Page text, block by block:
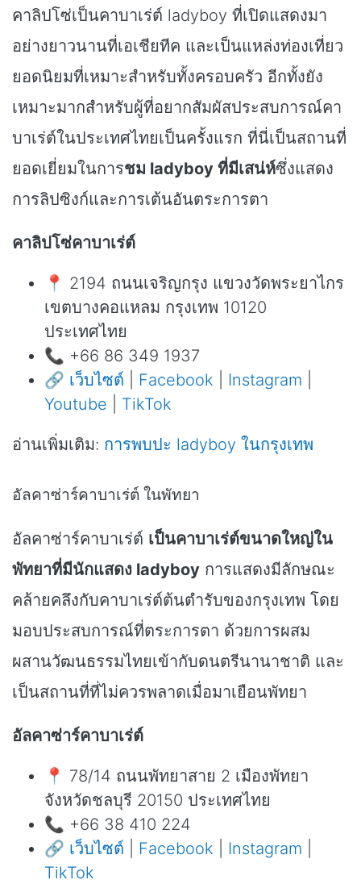
คาลิปโซ่เป็นคาบาเร่ต์ ladyboy ที่เปิดแสดงมา
อย่างยาวนานที่เอเชียทีค และเป็นแหล่งท่องเที่ยว
ยอดนิยมที่เหมาะสำหรับทั้งครอบครัว อีกทั้งยัง
เหมาะมากสำหรับผู้ที่อยากสัมผัสประสบการณ์คา
บาเร่ต์ในประเทศไทยเป็นครั้งแรก ที่นี่เป็นสถานที่
ยอดเยี่ยมในการชม ladyboy ที่มีเสน่ห์ซึ่งแสดง
การลิปซิงก์และการเต้นอันตระการตา
คาลิปโซ่คาบาเร่ต์
📍 2194 ถนนเจริญกรุง แขวงวัดพระยาไกร
เขตบางคอแหลม กรุงเทพ 10120
ประเทศไทย
📞 +66 86 349 1937
🔗 เว็บไซต์ Facebook Instagram
Youtube
TikTok
อ่านเพิ่มเติม: การพบปะ ladyboy ในกรุงเทพ
อัลคาซ่าร์คาบาเร่ต์ ในพัทยา
อัลคาซ่าร์คาบาเร่ต์ เป็นคาบาเร่ต์ขนาดใหญ่ใน
พัทยาที่มีนักแสดง ladyboy การแสดงมีลักษณะ
คล้ายคลึงกับคาบาเร่ต์ต้นตำรับของกรุงเทพ โดย
มอบประสบการณ์ที่ตระการตา ด้วยการผสม
ผสานวัฒนธรรมไทยเข้ากับดนตรีนานาชาติ และ
เป็นสถานที่ที่ไม่ควรพลาดเมื่อมาเยือนพัทยา
อัลคาซ่าร์คาบาเร่ต์
📍 78/14 ถนนพัทยาสาย 2 เมืองพัทยา
จังหวัดชลบุรี 20150 ประเทศไทย
📞 +66 38 410 224
🔗 เว็บไซต์ Facebook Instagram
TikTok